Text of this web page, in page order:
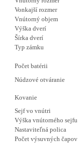
Vonkajší rozmer
Vnútorný objem
Výška dverí
Šírka dverí
Typ zámku
Počet batérii
Núdzové otváranie
Kovanie
Sejf vo vnútri
Výška vnútorného sejfu
Nastaviteľná polica
Počet výsuvných čapov